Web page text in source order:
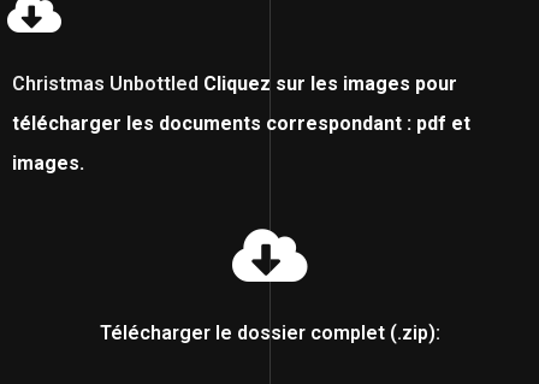
Christmas Unbottled Cliquez sur les images pour
télécharger les documents correspondant : pdf et
images.
Télécharger le dossier complet (.zip):